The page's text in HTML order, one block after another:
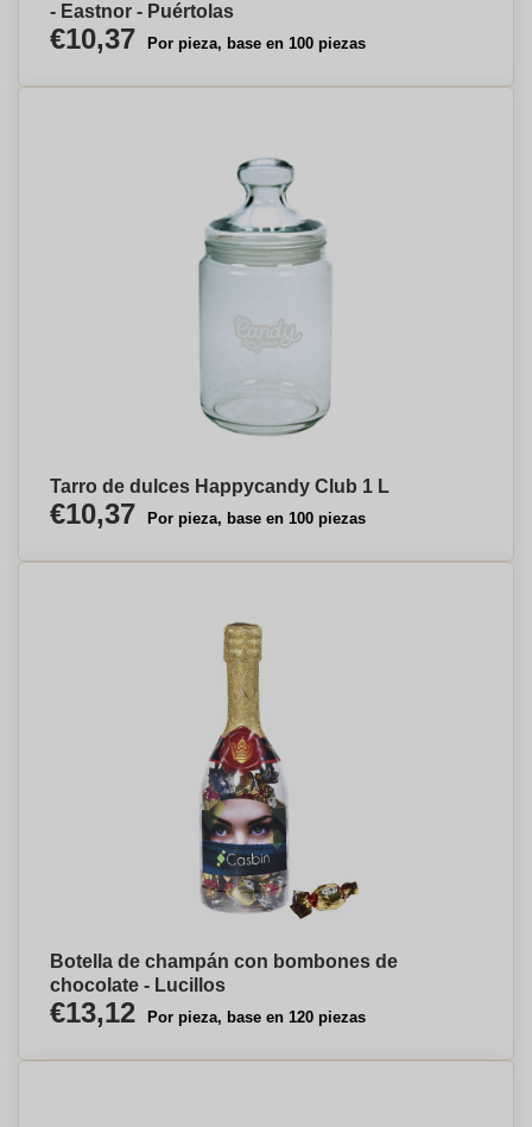
- Eastnor - Puértolas
€10,37 Por pieza, base en 100 piezas
Tarro de dulces Happycandy Club 1 L
€10,37 Por pieza, base en 100 piezas
Botella de champán con bombones de
chocolate - Lucillos
€13,12 Por pieza, base en 120 piezas